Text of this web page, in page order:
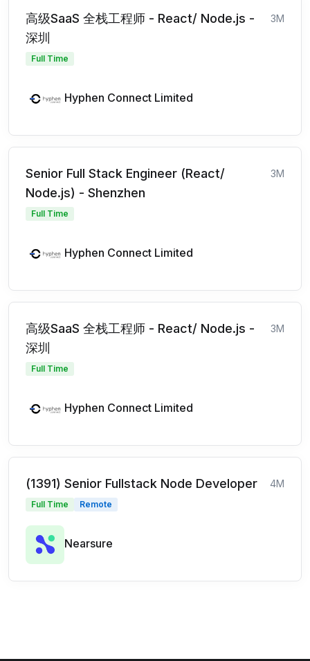
高级SaaS 全栈工程师 - React/ Node.js -
深圳
3M
Full Time
Hyphen Connect Limited
Senior Full Stack Engineer (React/
Node.js) - Shenzhen
3M
Full Time
Hyphen Connect Limited
高级SaaS 全栈工程师 - React/ Node.js -
深圳
3M
Full Time
Hyphen Connect Limited
(1391) Senior Fullstack Node Developer 4M
Full Time Remote
Nearsure